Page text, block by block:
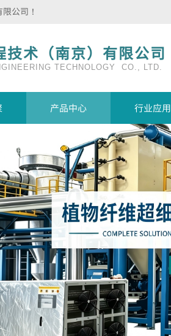
限公司 ！
技术（南京）有限公司
TECHNOLOGY CO., LTD.
产品中心 行业应用